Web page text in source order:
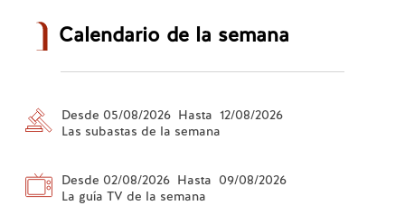
Calendario de la semana
Desde 05/08/2026 Hasta 12/08/2026
Las subastas de la semana
Desde 02/08/2026 Hasta 09/08/2026
La guía TV de la semana